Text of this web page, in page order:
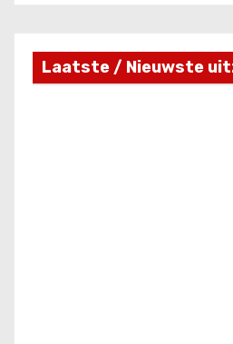
Laatste / Nieuwste